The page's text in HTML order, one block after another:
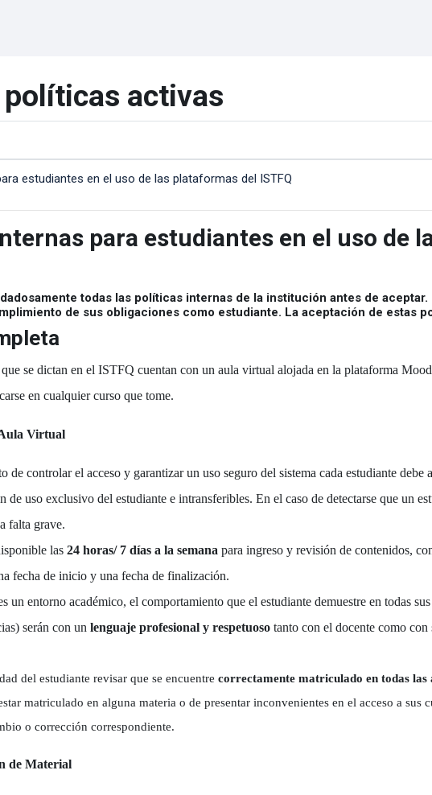
activas
estudiantes en el uso de las plataformas del ISTFQ
para estudiantes en el uso de
todas las políticas internas de la institución antes de
de sus obligaciones como estudiante. La aceptación de estas
se dictan en el ISTFQ cuentan con un aula virtual alojada en la plataforma
en cualquier curso que tome.
Virtual
de controlar el acceso y garantizar un uso seguro del sistema cada estudiante debe
de uso exclusivo del estudiante e intransferibles. En el caso de detectarse que un
falta grave.
las 24 horas/ 7 días a la semana para ingreso y revisión de contenidos,
fecha de inicio y una fecha de finalización.
un entorno académico, el comportamiento que el estudiante demuestre en todas
serán con un lenguaje profesional y respetuoso tanto con el docente como
del estudiante revisar que se encuentre correctamente matriculado en todas las
matriculado en alguna materia o de presentar inconvenientes en el acceso a sus
o corrección correspondiente.
de Material